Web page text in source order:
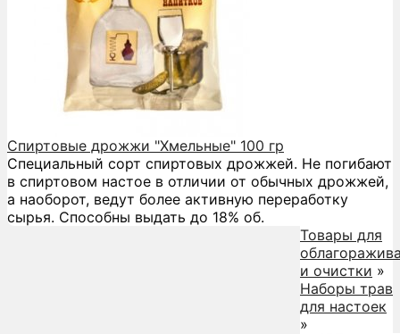
Спиртовые дрожжи "Хмельные" 100 гр
Специальный сорт спиртовых дрожжей. Не погибают
в спиртовом настое в отличии от обычных дрожжей,
а наоборот, ведут более активную переработку
сырья. Способны выдать до 18% об.
Товары для
и очистки »
Наборы трав
для настоек
»